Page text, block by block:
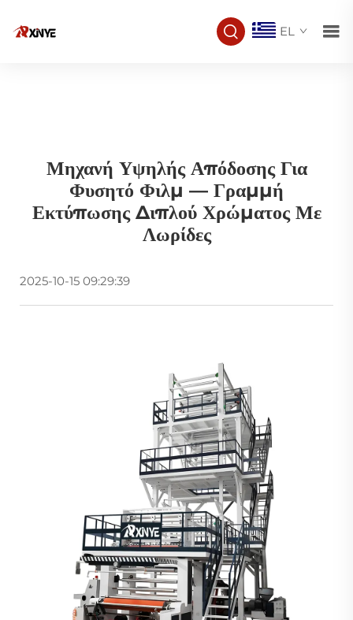
EL
Μηχανή Υψηλής Απόδοσης Για
Φυσητό Φιλμ — Γραμμή
Εκτύπωσης Διπλού Χρώματος Με
Λωρίδες
2025-10-15 09:29:39